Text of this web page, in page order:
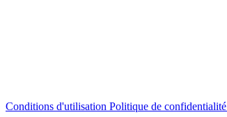
Conditions d'utilisation Politique de confidentialité